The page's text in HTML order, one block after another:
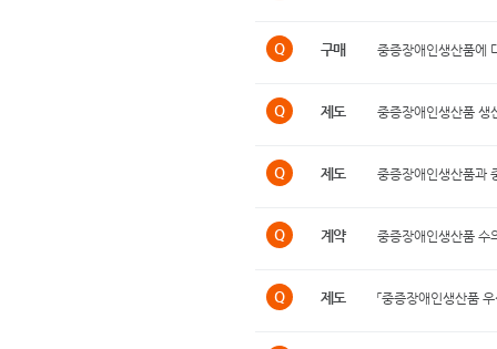
Q 구매 중증장애인생산품에
Q 제도 중증장애인생산품 생
Q 제도 중증장애인생산품과
Q 계약 중증장애인생산품 수
Q 제도 「중증장애인생산품